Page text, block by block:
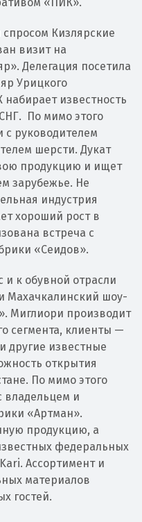
«ПИК».
спросом Кизлярские
визит на
Делегация посетила
Урицкого
известность
По мимо этого
с руководителем
шерсти. Дукат
продукцию и ищет
зарубежье. Не
индустрия
хороший рост в
встреча с
«Сеидов».
и к обувной отрасли
Махачкалинский шоу-
Миглиори производит
сегмента, клиенты —
другие известные
открытия
По мимо этого
владельцем и
«Артман».
продукцию, а
федеральных
Ассортимент и
материалов
гостей.